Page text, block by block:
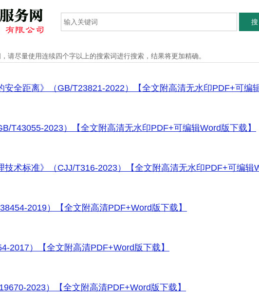
请尽量使用连续四个字以上的搜索词进行搜索，结果将更加精确。
全距离》（GB/T23821-2022）【全文附高清无水印PDF+可编辑Word版
T43055-2023）【全文附高清无水印PDF+可编辑Word版下载】
2019）【全文附高清PDF+Word版下载】
2017）【全文附高清PDF+Word版下载】
2023）【全文附高清PDF+Word版下载】